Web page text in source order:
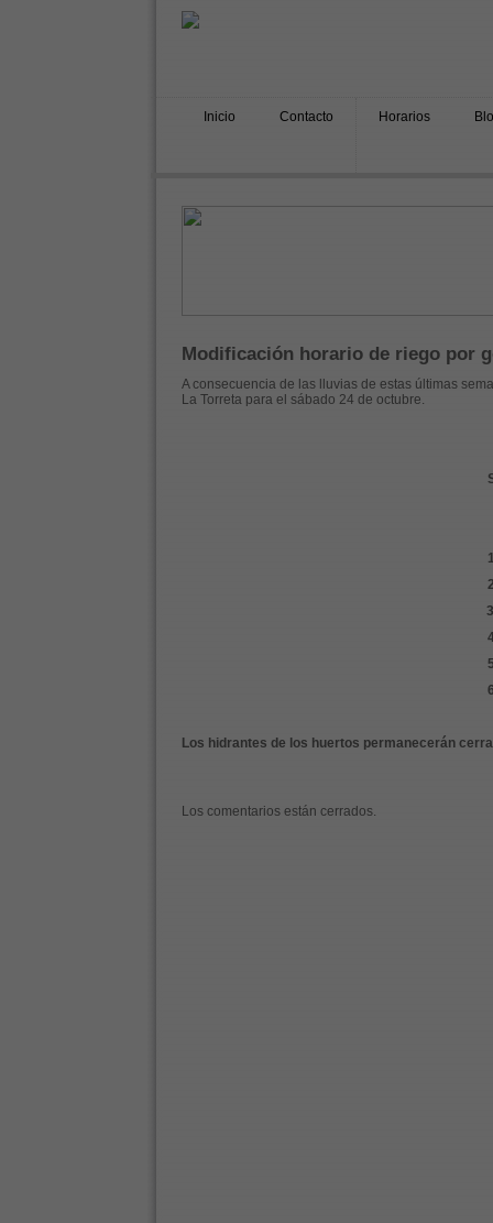
Inicio Contacto Horarios
Modificación horario de riego por
A consecuencia de las lluvias de estas últimas
La Torreta para el sábado 24 de octubre.
3
Los hidrantes de los huertos permanecerán
Los comentarios están cerrados.